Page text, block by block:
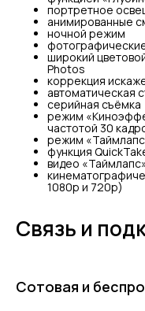
портретное
анимированные
ночной режим
широкий
Photos
коррекция
автоматическая
серийная съëмка
режим
частотой 30
режим
функция
видео
1080p и 720p)
Связь и
Сотовая и